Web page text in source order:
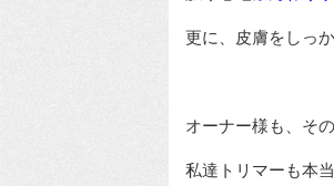
更に、皮膚をしっ
オーナー様も、そ
私達トリマーも本